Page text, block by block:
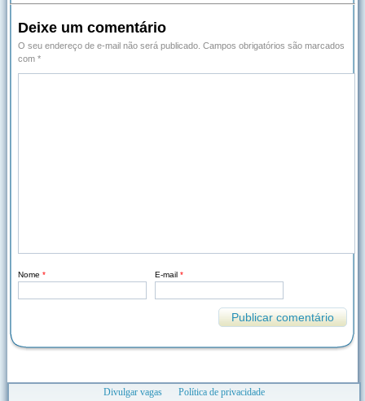
Deixe um comentário
O seu endereço de e-mail não será publicado. Campos obrigatórios são marcados
com *
Nome * E-mail *
Divulgar vagas Política de privacidade